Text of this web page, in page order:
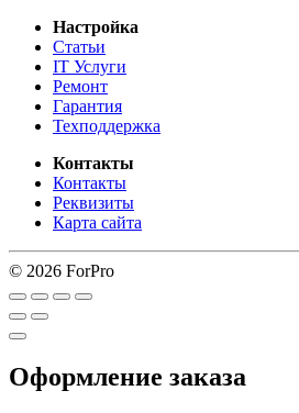
Настройка
Статьи
IT Услуги
Ремонт
Гарантия
Техподдержка
Контакты
Контакты
Реквизиты
Карта сайта
© 2026 ForPro
Оформление заказа